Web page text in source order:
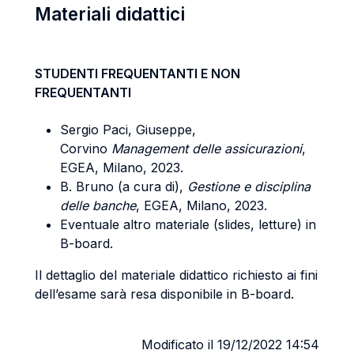
Materiali didattici
STUDENTI FREQUENTANTI E NON
FREQUENTANTI
Sergio Paci, Giuseppe,
Corvino Management delle assicurazioni,
EGEA, Milano, 2023.
B. Bruno (a cura di), Gestione e disciplina
delle banche, EGEA, Milano, 2023.
Eventuale altro materiale (slides, letture) in
B-board.
Il dettaglio del materiale didattico richiesto ai fini
dell’esame sarà resa disponibile in B-board.
Modificato il 19/12/2022 14:54